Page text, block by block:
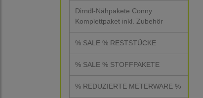
Dirndl-Nähpakete Conny
Komplettpaket inkl. Zubehör
% SALE % RESTSTÜCKE
% SALE % STOFFPAKETE
% REDUZIERTE METERWARE %